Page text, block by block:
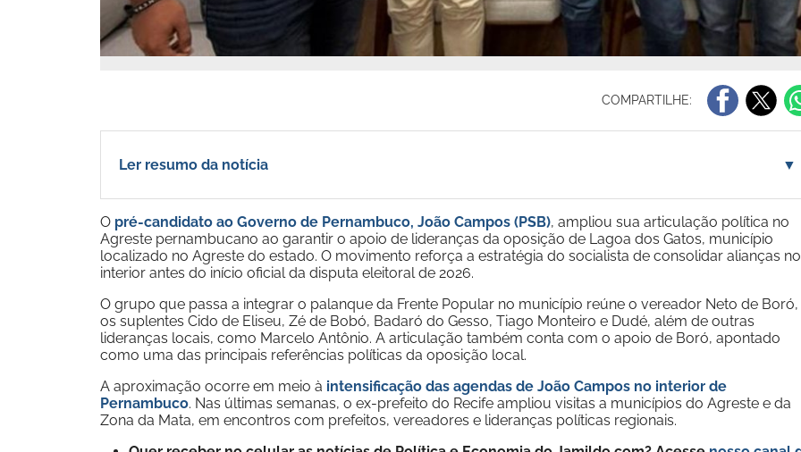
COMPARTILHE:
Ler resumo da notícia ▼
O pré-candidato ao Governo de Pernambuco, João Campos (PSB), ampliou sua articulação política no
Agreste pernambucano ao garantir o apoio de lideranças da oposição de Lagoa dos Gatos, município
localizado no Agreste do estado. O movimento reforça a estratégia do socialista de consolidar alianças no
interior antes do início oficial da disputa eleitoral de 2026.
O grupo que passa a integrar o palanque da Frente Popular no município reúne o vereador Neto de Boró,
os suplentes Cido de Eliseu, Zé de Bobó, Badaró do Gesso, Tiago Monteiro e Dudé, além de outras
lideranças locais, como Marcelo Antônio. A articulação também conta com o apoio de Boró, apontado
como uma das principais referências políticas da oposição local.
A aproximação ocorre em meio à intensificação das agendas de João Campos no interior de
Pernambuco. Nas últimas semanas, o ex-prefeito do Recife ampliou visitas a municípios do Agreste e da
Zona da Mata, em encontros com prefeitos, vereadores e lideranças políticas regionais.